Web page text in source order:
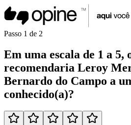
Passo 1 de 2
Em uma escala de 1 a 5,
recomendaria Leroy
Bernardo do Campo a
conhecido(a)?